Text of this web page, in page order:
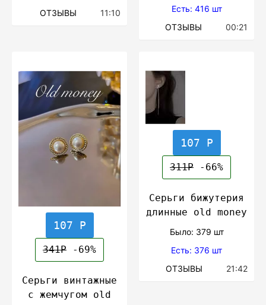
ОТЗЫВЫ
11:10
Есть: 416 шт
ОТЗЫВЫ
00:21
107 Р
341Р -69%
Серьги винтажные
с жемчугом old
107 Р
311Р -66%
Серьги бижутерия
длинные old money
Было: 379 шт
Есть: 376 шт
ОТЗЫВЫ
21:42